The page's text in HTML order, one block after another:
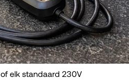
elk standaard 230V